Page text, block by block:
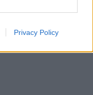
Privacy Policy